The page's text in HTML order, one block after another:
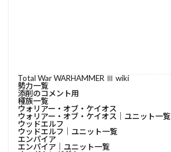
Total War WARHAMMER Ⅲ wiki
勢力一覧
添削のコメント用
種族一覧
ウォリアー・オブ・ケイオス
ウォリアー・オブ・ケイオス│ユニット一覧
ウッドエルフ
ウッドエルフ│ユニット一覧
エンパイア
エンパイア│ユニット一覧